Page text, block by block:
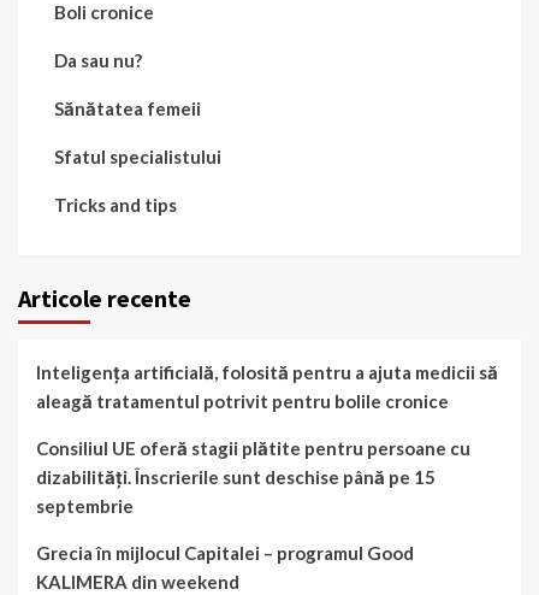
Boli cronice
Da sau nu?
Sănătatea femeii
Sfatul specialistului
Tricks and tips
Articole recente
Inteligența artificială, folosită pentru a ajuta medicii să
aleagă tratamentul potrivit pentru bolile cronice
Consiliul UE oferă stagii plătite pentru persoane cu
dizabilități. Înscrierile sunt deschise până pe 15
septembrie
Grecia în mijlocul Capitalei – programul Good
KALIMERA din weekend